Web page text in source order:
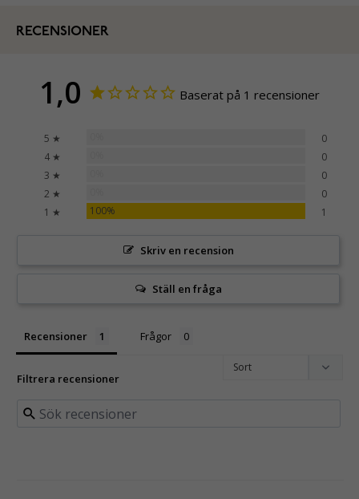
RECENSIONER
1,0 Baserat på 1 recensioner
5 ★
0
4 ★
0
3 ★
0
2 ★
0
1 ★
100% 1
Skriv en recension
Ställ en fråga
Recensioner Frågor
Filtrera recensioner